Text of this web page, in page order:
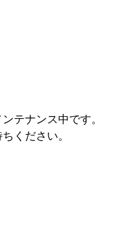
テナンス中です。
ください。